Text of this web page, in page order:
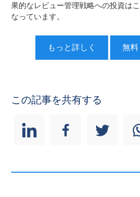
果的なレビュー管理戦略への投資は
なっています。
もっと詳しく 無
この記事を共有する